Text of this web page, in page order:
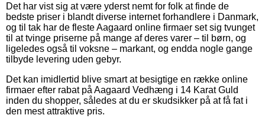
Det har vist sig at være yderst nemt for folk at finde de
bedste priser i blandt diverse internet forhandlere i Danmark,
og til tak har de fleste Aagaard online firmaer set sig tvunget
til at tvinge priserne på mange af deres varer – til børn, og
ligeledes også til voksne – markant, og endda nogle gange
tilbyde levering uden gebyr.
Det kan imidlertid blive smart at besigtige en række online
firmaer efter rabat på Aagaard Vedhæng i 14 Karat Guld
inden du shopper, således at du er skudsikker på at få fat i
den mest attraktive pris.